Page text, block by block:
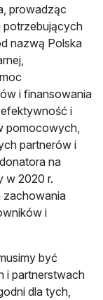
prowadząc
potrzebujących
nazwą Polska
i finansowania
efektywność i
pomocowych,
partnerów i
na
w 2020 r.
zachowania
i
być
i partnerstwach
dla tych,